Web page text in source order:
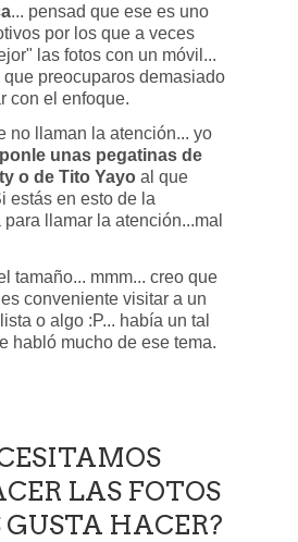
... pensad que ese es uno
por los que a veces
las fotos con un móvil...
que preocuparos demasiado
con el enfoque.
no llaman la atención... yo
ponle unas pegatinas de
o de Tito Yayo al que
estás en esto de la
para llamar la atención...mal
tamaño... mmm... creo que
conveniente visitar a un
o algo :P... había un tal
habló mucho de ese tema.
LAS FOTOS
GUSTA HACER?